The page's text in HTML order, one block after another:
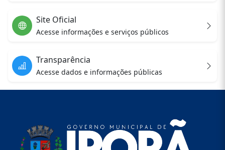
Site Oficial
Acesse informações e serviços públicos
Transparência
Acesse dados e informações públicas